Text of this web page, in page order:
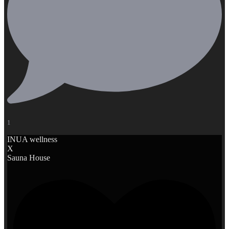
1
INUA wellness
X
Sauna House